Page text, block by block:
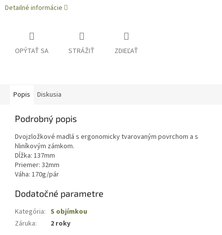
Detailné informácie
OPÝTAŤ SA STRÁŽIŤ ZDIEĽAŤ
Popis Diskusia
Podrobný popis
Dvojzložkové madlá s ergonomicky tvarovaným povrchom a s
hliníkovým zámkom.
Dĺžka: 137mm
Priemer: 32mm
Váha: 170g/pár
Dodatočné parametre
Kategória: S objímkou
Záruka: 2 roky